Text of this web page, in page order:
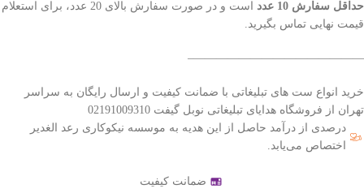
حداقل سفارش 10 عدد
است و در صورت سفارش بالای 20 عدد، برای استعلام
قیمت نهایی تماس بگیرید.
———————————————–
خرید انواع ست های تبلیغاتی با ضمانت کیفیت و ارسال رایگان به سراسر
تهران از فروشگاه هدایای تبلیغاتی نوبل گیفت 02191009310
درصدی از درآمد حاصل از این هدیه به موسسه نیکوکاری رعد الغدیر
اختصاص می‌یابد.
ضمانت کیفیت